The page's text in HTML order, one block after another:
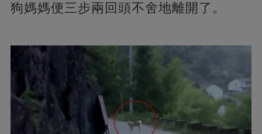
狗媽媽便三步兩回頭不舍地離開了。